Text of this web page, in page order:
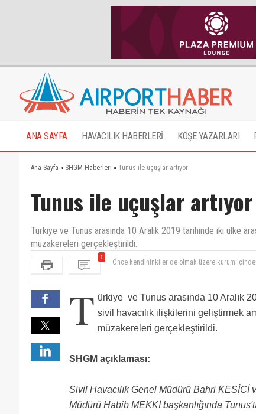
ANA SAYFA HAVACILIK HABERLERİ KÖŞE YAZARLARI
Ana Sayfa » SHGM Haberleri » Tunus ile uçuşlar artıyor
Tunus ile uçuşlar artıyor
Türkiye ve Tunus arasında 10 Aralık 2019 tarihinde iki ülke
müzakereleri gerçekleştirildi.
1
Önce kendininkiler de olmak üzere kurum
T ürkiye ve Tunus arasında 10 Aralık
sivil havacılık ilişkilerini geliştirmek
müzakereleri gerçekleştirildi.
SHGM açıklaması:
Sivil Havacılık Genel Müdürü Bahri KESİCİ
Müdürü Habib MEKKİ başkanlığında